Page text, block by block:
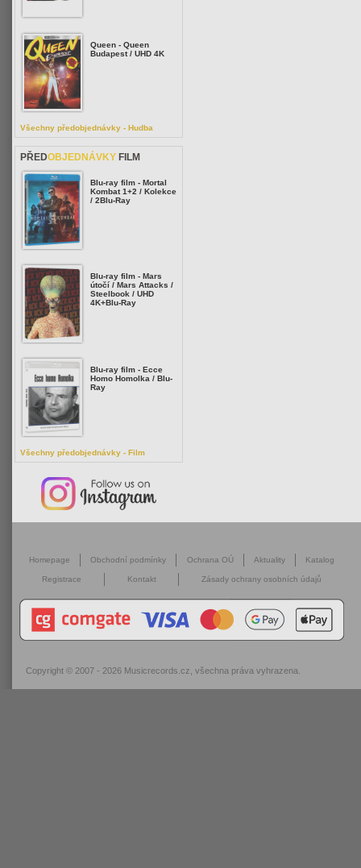
Queen - Queen
Budapest / UHD 4K
Všechny předobjednávky - Hudba
PŘEDOBJEDNÁVKY FILM
Blu-ray film - Mortal
Kombat 1+2 / Kolekce
/ 2Blu-Ray
Blu-ray film - Mars
útočí / Mars Attacks /
Steelbook / UHD
4K+Blu-Ray
Blu-ray film - Ecce
Homo Homolka / Blu-
Ray
Všechny předobjednávky - Film
Homepage Obchodní podmínky Ochrana OÚ Aktuality Katalog
Registrace Kontakt Zásady ochrany osobních údajů
Copyright © 2007 - 2026 Musicrecords.cz , všechna práva vyhrazena.